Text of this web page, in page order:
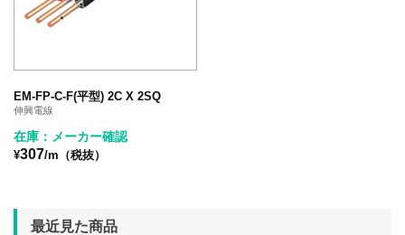
EM-FP-C-F(平型) 2C X 2SQ
伸興電線
在庫：メーカー確認
¥307/m（税抜）
最近見た商品